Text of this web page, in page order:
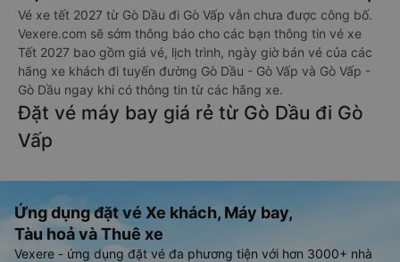
Vé xe tết 2027 từ Gò Dầu đi Gò Vấp vẫn chưa được công bố.
Vexere.com sẽ sớm thông báo cho các bạn thông tin vé xe
Tết 2027 bao gồm giá vé, lịch trình, ngày giờ bán vé của các
hãng xe khách đi tuyến đường Gò Dầu - Gò Vấp và Gò Vấp -
Gò Dầu ngay khi có thông tin từ các hãng xe.
Đặt vé máy bay giá rẻ từ Gò Dầu đi Gò
Vấp
Ứng dụng đặt vé Xe khách, Máy bay,
Tàu hoả và Thuê xe
Vexere - ứng dụng đặt vé đa phương tiện với hơn 3000+ nhà